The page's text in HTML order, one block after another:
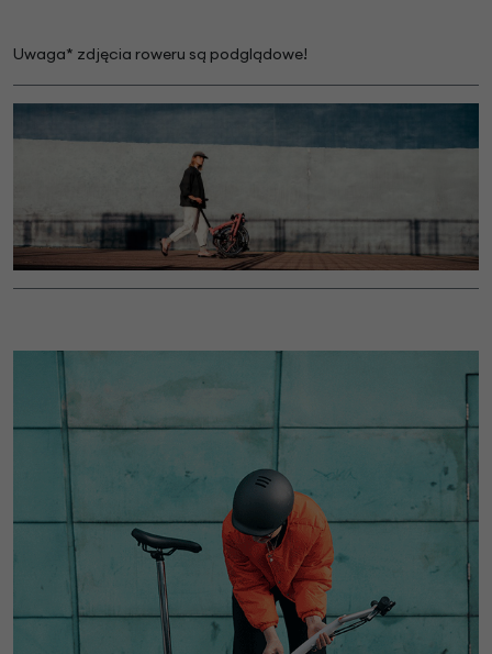
Uwaga* zdjęcia roweru są podglądowe!